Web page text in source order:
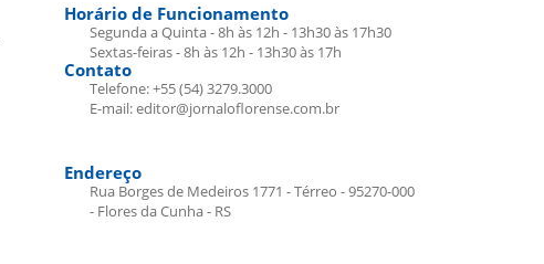
Horário de Funcionamento
Segunda a Quinta - 8h às 12h - 13h30 às 17h30
Sextas-feiras - 8h às 12h - 13h30 às 17h
Contato
Telefone: +55 (54) 3279.3000
E-mail: editor@jornaloflorense.com.br
Endereço
Rua Borges de Medeiros 1771 - Térreo - 95270-000
- Flores da Cunha - RS